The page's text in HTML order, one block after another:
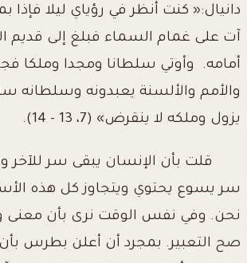
دانيال:« كنت أنظر في رؤياي ليلا فإذا
آت على غمام السماء فبلغ إلى قديم
أمامه. وأوتي سلطانا ومجدا وملكا
والأمم والألسنة يعبدونه وسلطانه
يزول وملكه لا ينقرض» (7، 13 - 14).
قلت بأن الإنسان يبقى سر للآخر
سر يسوع يحتوي ويتجاوز كل هذه
نحن. وفي نفس الوقت نرى بأن معنى
صح التعبير. بمجرد أن أعلن بطرس